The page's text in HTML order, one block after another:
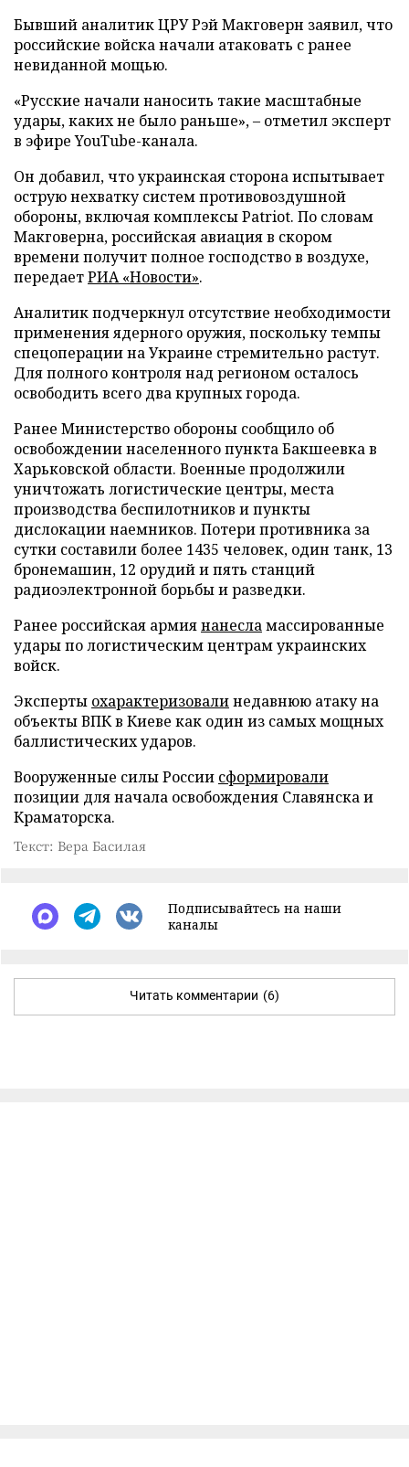
Бывший аналитик ЦРУ Рэй Макговерн заявил, что
российские войска начали атаковать с ранее
невиданной мощью.
«Русские начали наносить такие масштабные
удары, каких не было раньше», – отметил эксперт
в эфире YouTube-канала.
Он добавил, что украинская сторона испытывает
острую нехватку систем противовоздушной
обороны, включая комплексы Patriot. По словам
Макговерна, российская авиация в скором
времени получит полное господство в воздухе,
передаетРИА «Новости».
Аналитик подчеркнул отсутствие необходимости
применения ядерного оружия, поскольку темпы
спецоперации на Украине стремительно растут.
Для полного контроля над регионом осталось
освободить всего два крупных города.
Ранее Министерство обороны сообщило об
освобождении населенного пункта Бакшеевка в
Харьковской области. Военные продолжили
уничтожать логистические центры, места
производства беспилотников и пункты
дислокации наемников. Потери противника за
сутки составили более 1435 человек, один танк, 13
бронемашин, 12 орудий и пять станций
радиоэлектронной борьбы и разведки.
Ранее российская армиянанесламассированные
удары по логистическим центрам украинских
войск.
Эксперты охарактеризовалинедавнюю атаку на
объекты ВПК в Киеве как один из самых мощных
баллистических ударов.
Вооруженные силы России сформировали
позиции для начала освобождения Славянска и
Краматорска.
Текст: Вера Басилая
Подписывайтесь на наши
каналы
Читать комментарии (6)